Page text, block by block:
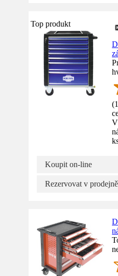
Top produkt
(
Koupit on-line
Rezervovat v prodejně